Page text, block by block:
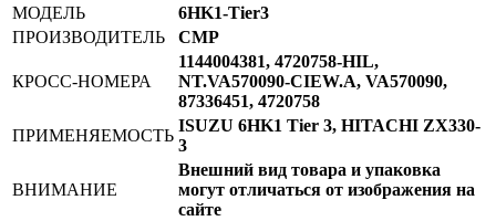
МОДЕЛЬ
6HK1-Tier3
ПРОИЗВОДИТЕЛЬ
CMP
КРОСС-НОМЕРА
1144004381, 4720758-HIL,
NT.VA570090-CIEW.A, VA570090,
87336451, 4720758
ПРИМЕНЯЕМОСТЬ
ISUZU 6HK1 Tier 3, HITACHI ZX330-
3
ВНИМАНИЕ
Внешний вид товара и упаковка
могут отличаться от изображения на
сайте